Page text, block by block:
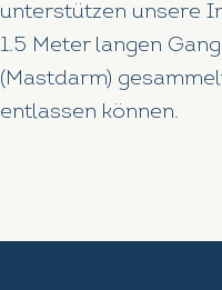
unterstützen unsere
1.5 Meter langen
(Mastdarm)
entlassen können.